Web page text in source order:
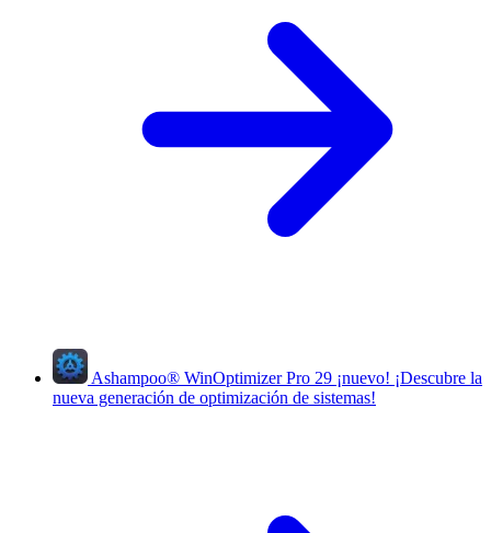
Ashampoo® WinOptimizer Pro 29 ¡nuevo! ¡Descubre la
nueva generación de optimización de sistemas!